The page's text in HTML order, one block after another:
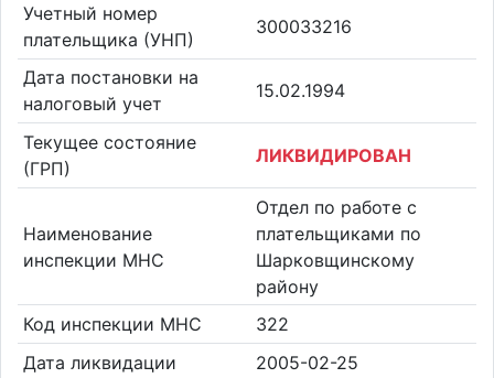
Учетный номер
плательщика (УНП)
300033216
Дата постановки на
налоговый учет
15.02.1994
Текущее состояние
(ГРП)
ЛИКВИДИРОВАН
Наименование
инспекции МНС
Отдел по работе с
плательщиками по
Шарковщинскому
району
Код инспекции МНС
322
Дата ликвидации
2005-02-25